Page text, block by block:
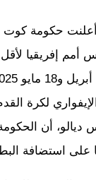
حكومة كوت
لكرة
ديالو، أن
على استضافة